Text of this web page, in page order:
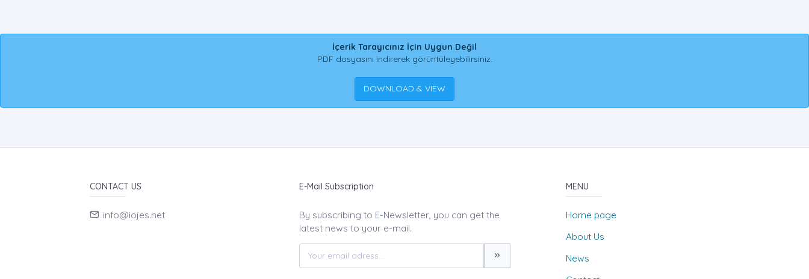
İçerik Tarayıcınız İçin Uygun Değil
PDF dosyasını indirerek görüntüleyebilirsiniz.
DOWNLOAD & VIEW
CONTACT US
info@iojes.net
E-Mail Subscription
By subscribing to E-Newsletter, you can get the
latest news to your e-mail.
MENU
Home page
About Us
News